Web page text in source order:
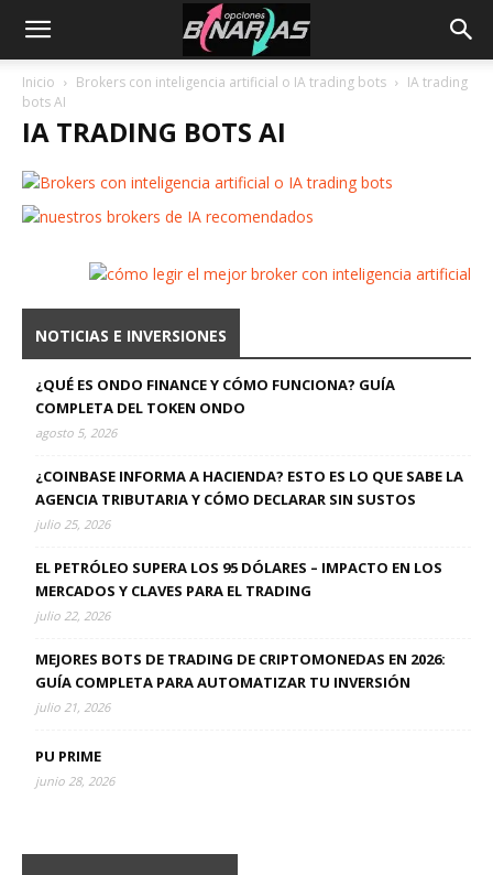
Inicio Brokers con inteligencia artificial o IA trading bots
IA trading
bots AI
IA TRADING BOTS AI
NOTICIAS E INVERSIONES
¿QUÉ ES ONDO FINANCE Y CÓMO FUNCIONA? GUÍA
COMPLETA DEL TOKEN ONDO
agosto 5, 2026
¿COINBASE INFORMA A HACIENDA? ESTO ES LO QUE SABE LA
AGENCIA TRIBUTARIA Y CÓMO DECLARAR SIN SUSTOS
julio 25, 2026
EL PETRÓLEO SUPERA LOS 95 DÓLARES – IMPACTO EN LOS
MERCADOS Y CLAVES PARA EL TRADING
julio 22, 2026
MEJORES BOTS DE TRADING DE CRIPTOMONEDAS EN 2026:
GUÍA COMPLETA PARA AUTOMATIZAR TU INVERSIÓN
julio 21, 2026
PU PRIME
junio 28, 2026